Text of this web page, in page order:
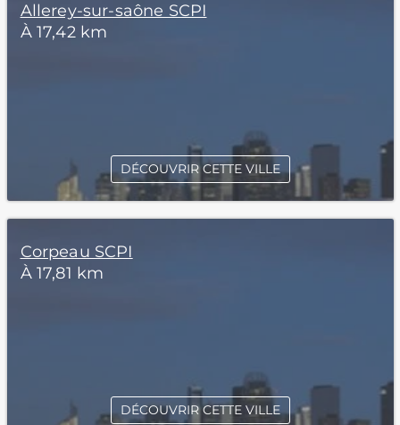
Allerey-sur-saône SCPI
À 17,42 km
DÉCOUVRIR CETTE VILLE
Corpeau SCPI
À 17,81 km
DÉCOUVRIR CETTE VILLE